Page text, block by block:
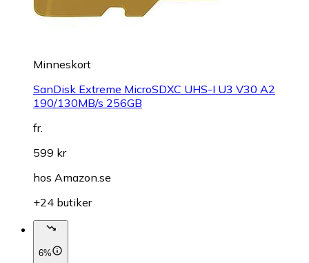
Minneskort
SanDisk Extreme MicroSDXC UHS-I U3 V30 A2
190/130MB/s 256GB
fr.
599 kr
hos Amazon.se
+24 butiker
6%